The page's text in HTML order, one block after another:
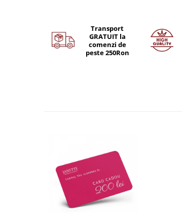
Transport
GRATUIT la
comenzi de
peste 250Ron